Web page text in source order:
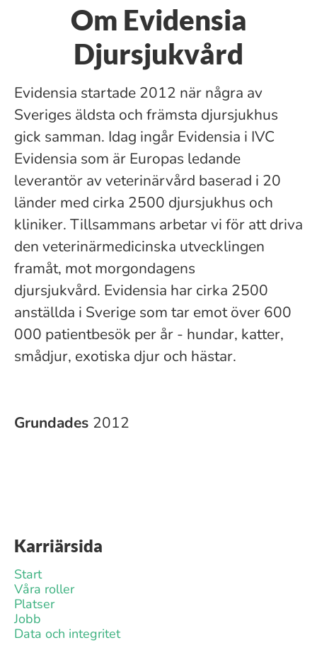
Om Evidensia
Djursjukvård
Evidensia startade 2012 när några av
Sveriges äldsta och främsta djursjukhus
gick samman. Idag ingår Evidensia i IVC
Evidensia som är Europas ledande
leverantör av veterinärvård baserad i 20
länder med cirka 2500 djursjukhus och
kliniker. Tillsammans arbetar vi för att driva
den veterinärmedicinska utvecklingen
framåt, mot morgondagens
djursjukvård. Evidensia har cirka 2500
anställda i Sverige som tar emot över 600
000 patientbesök per år - hundar, katter,
smådjur, exotiska djur och hästar.
Grundades 2012
Karriärsida
Start
Våra roller
Platser
Jobb
Data och integritet